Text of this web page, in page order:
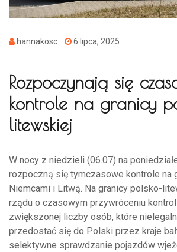
hannakosc 6 lipca, 2025
Rozpoczynają się
kontrole na granicy
litewskiej
W nocy z niedzieli (06.07) na
rozpoczną się tymczasowe kontrole na
Niemcami i Litwą. Na granicy polsko-
rządu o czasowym przywróceniu
zwiększonej liczby osób, które
przedostać się do Polski przez kraje
selektywne sprawdzanie pojazdów